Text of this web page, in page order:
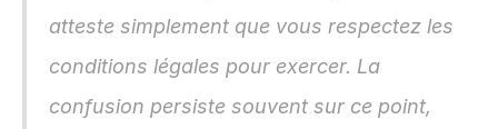
atteste simplement que vous respectez les
conditions légales pour exercer. La
confusion persiste souvent sur ce point,